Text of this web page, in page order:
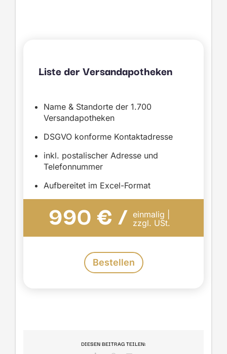
Liste der Versandapotheken
Name & Standorte der 1.700
Versandapotheken
DSGVO konforme Kontaktadresse
inkl. postalischer Adresse und
Telefonnummer
Aufbereitet im Excel-Format
990 € / einmalig |
zzgl. USt.
Bestellen
DIESEN BEITRAG TEILEN: